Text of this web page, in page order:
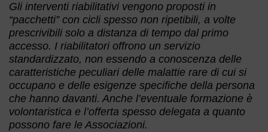
Gli interventi riabilitativi vengono proposti in
“pacchetti” con cicli spesso non ripetibili, a volte
prescrivibili solo a distanza di tempo dal primo
accesso. I riabilitatori offrono un servizio
standardizzato, non essendo a conoscenza delle
caratteristiche peculiari delle malattie rare di cui si
occupano e delle esigenze specifiche della persona
che hanno davanti. Anche l’eventuale formazione è
volontaristica e l’offerta spesso delegata a quanto
possono fare le Associazioni.